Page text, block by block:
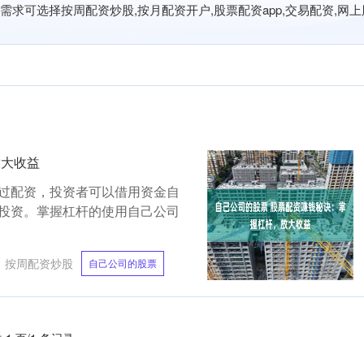
求可选择按周配资炒股,按月配资开户,股票配资app,交易配资,网
收益
配资，投资者可以借用资金自
资。掌握杠杆的使用自己公司
按周配资炒股 自己公司的股票